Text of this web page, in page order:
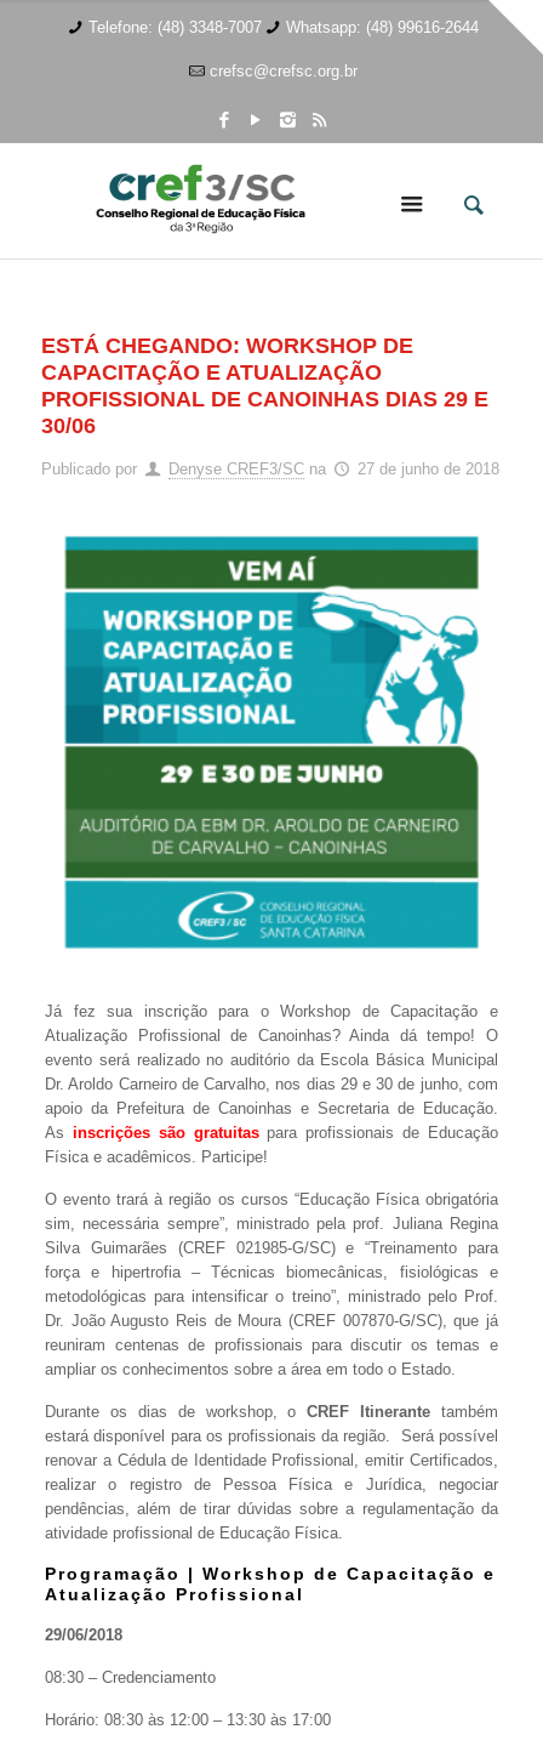
Telefone: (48) 3348-7007 Whatsapp: (48) 99616-2644
crefsc@crefsc.org.br
ESTÁ CHEGANDO: WORKSHOP DE
CAPACITAÇÃO E ATUALIZAÇÃO
PROFISSIONAL DE CANOINHAS DIAS 29 E
30/06
Publicado por Denyse CREF3/SC na 27 de junho de 2018
Já fez sua inscrição para o Workshop de Capacitação e
Atualização Profissional de Canoinhas? Ainda dá tempo! O
evento será realizado no auditório da Escola Básica Municipal
Dr. Aroldo Carneiro de Carvalho, nos dias 29 e 30 de junho, com
apoio da Prefeitura de Canoinhas e Secretaria de Educação.
Asinscrições são gratuitas para profissionais de Educação
Física e acadêmicos. Participe!
O evento trará à região os cursos “Educação Física obrigatória
sim, necessária sempre”, ministrado pela prof. Juliana Regina
Silva Guimarães (CREF 021985-G/SC) e “Treinamento para
força e hipertrofia – Técnicas biomecânicas, fisiológicas e
metodológicas para intensificar o treino”, ministrado pelo Prof.
Dr. João Augusto Reis de Moura (CREF 007870-G/SC), que já
reuniram centenas de profissionais para discutir os temas e
ampliar os conhecimentos sobre a área em todo o Estado.
Durante os dias de workshop, oCREF Itinerantetambém
estará disponível para os profissionais da região. Será possível
renovar a Cédula de Identidade Profissional, emitir Certificados,
realizar o registro de Pessoa Física e Jurídica, negociar
pendências, além de tirar dúvidas sobre a regulamentação da
atividade profissional de Educação Física.
Programação | Workshop de Capacitação e
Atualização Profissional
29/06/2018
08:30 – Credenciamento
Horário: 08:30 às 12:00 – 13:30 às 17:00